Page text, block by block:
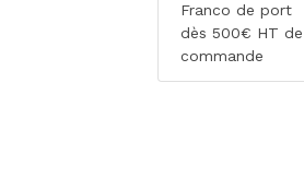
Franco de port
dès 500€ HT de
commande